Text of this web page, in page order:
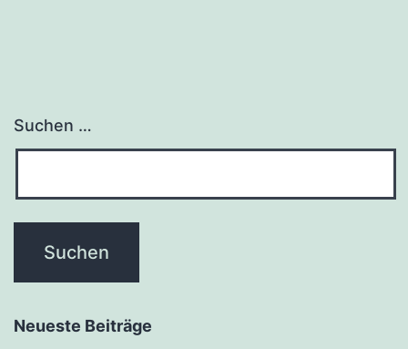
Suchen …
Neueste Beiträge